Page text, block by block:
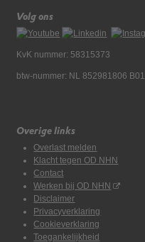
Volg ons
KvK nummer: 58315373
btw-nummer: NL 852981806 B01
Overige links
Overlast melden
Klacht tegen OD NHN
Contact
Werken bij OD NHN
Disclaimer
Privacyverklaring
Cookieverklaring
Toegankelijkheid